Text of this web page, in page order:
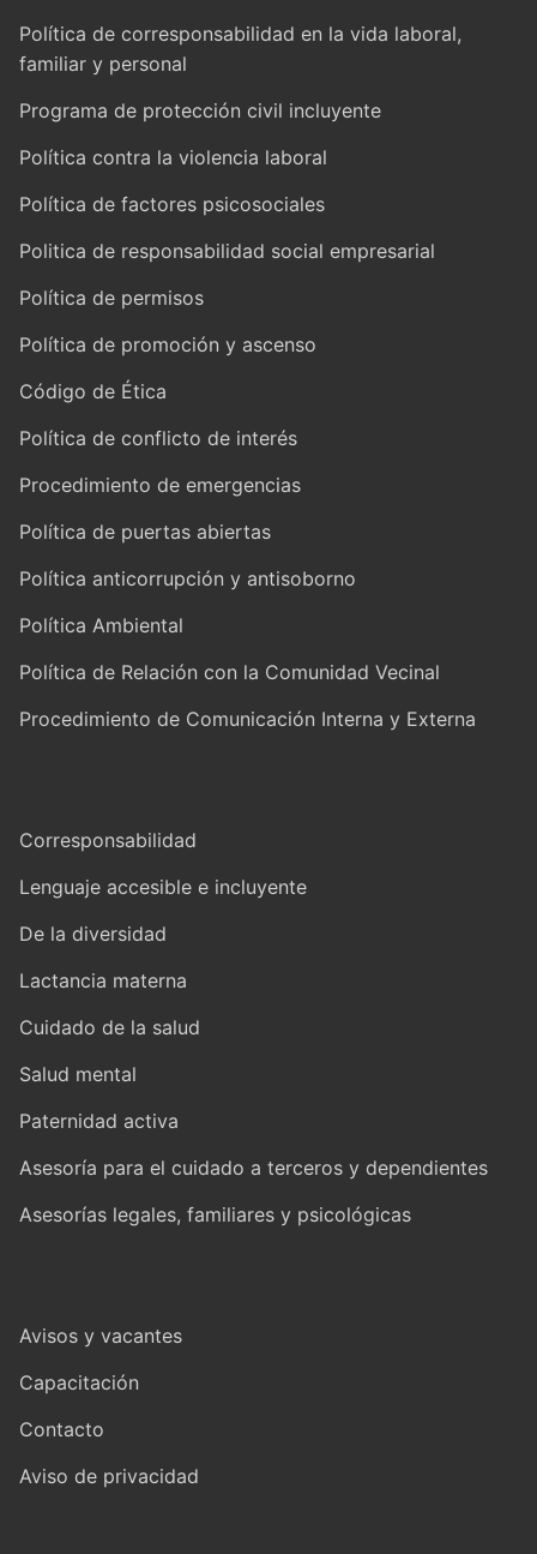
Política de corresponsabilidad en la vida laboral,
familiar y personal
Programa de protección civil incluyente
Política contra la violencia laboral
Política de factores psicosociales
Politica de responsabilidad social empresarial
Política de permisos
Política de promoción y ascenso
Código de Ética
Política de conflicto de interés
Procedimiento de emergencias
Política de puertas abiertas
Política anticorrupción y antisoborno
Política Ambiental
Política de Relación con la Comunidad Vecinal
Procedimiento de Comunicación Interna y Externa
Corresponsabilidad
Lenguaje accesible e incluyente
De la diversidad
Lactancia materna
Cuidado de la salud
Salud mental
Paternidad activa
Asesoría para el cuidado a terceros y dependientes
Asesorías legales, familiares y psicológicas
Avisos y vacantes
Capacitación
Contacto
Aviso de privacidad